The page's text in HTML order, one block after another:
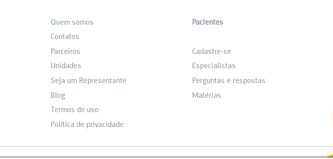
Quem somos
Contatos
Parceiros
Unidades
Seja um Representante
Blog
Termos de uso
Política de privacidade
Pacientes
Cadastre-se
Especialistas
Perguntas e respostas
Matérias